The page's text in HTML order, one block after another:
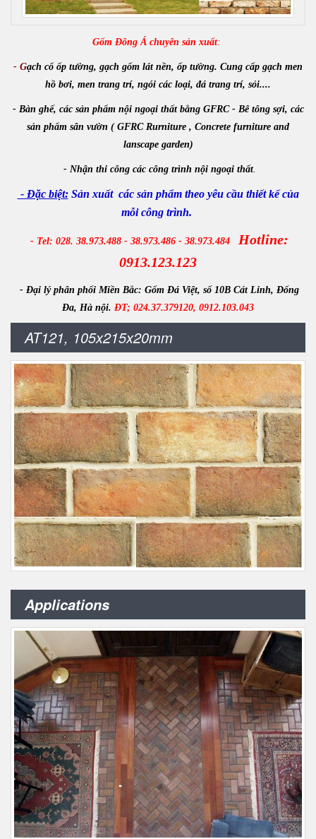
Gốm Đông Á chuyên sản xuất:
- Gạch cổ ốp tường, gạch gốm lát nền, ốp tường. Cung cấp gạch men
hồ bơi, men trang trí, ngói các loại, đá trang trí, sỏi....
- Bàn ghế, các sản phẩm nội ngoại thất bằng GFRC - Bê tông sợi, các
sản phẩm sân vườn ( GFRC Rurniture , Concrete furniture and
lanscape garden)
- Nhận thi công các công trình nội ngoại thất.
- Đặc biệt: Sản xuất các sản phẩm theo yêu cầu thiết kế của
mỗi công trình.
- Tel: 028. 38.973.488 - 38.973.486 - 38.973.484
Hotline:
0913.123.123
- Đại lý phân phối Miền Bắc: Gốm Đá Việt, số 10B Cát Linh, Đống
Đa, Hà nội. ĐT; 024.37.379120, 0912.103.043
AT121, 105x215x20mm
Applications